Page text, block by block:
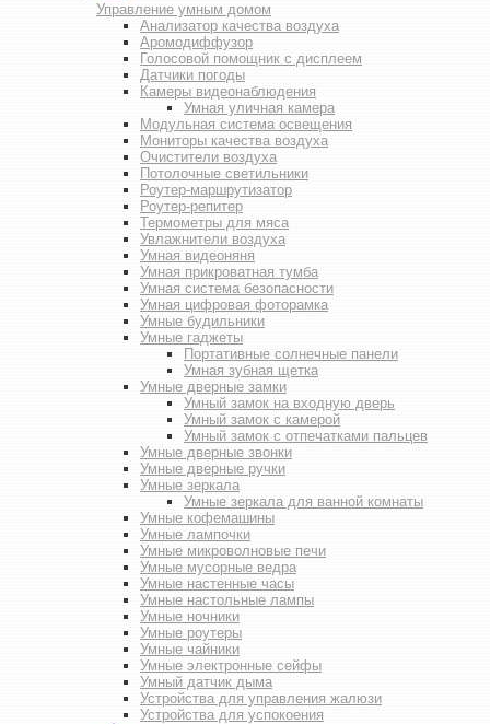
Управление умным домом
Анализатор качества воздуха
Аромодиффузор
Голосовой помощник с дисплеем
Датчики погоды
Камеры видеонаблюдения
Умная уличная камера
Модульная система освещения
Мониторы качества воздуха
Очистители воздуха
Потолочные светильники
Роутер-маршрутизатор
Роутер-репитер
Термометры для мяса
Увлажнители воздуха
Умная видеоняня
Умная прикроватная тумба
Умная система безопасности
Умная цифровая фоторамка
Умные будильники
Умные гаджеты
Портативные солнечные панели
Умная зубная щетка
Умные дверные замки
Умный замок на входную дверь
Умный замок с камерой
Умный замок с отпечатками пальцев
Умные дверные звонки
Умные дверные ручки
Умные зеркала
Умные зеркала для ванной комнаты
Умные кофемашины
Умные лампочки
Умные микроволновые печи
Умные мусорные ведра
Умные настенные часы
Умные настольные лампы
Умные ночники
Умные роутеры
Умные чайники
Умные электронные сейфы
Умный датчик дыма
Устройства для управления жалюзи
Устройства для успокоения